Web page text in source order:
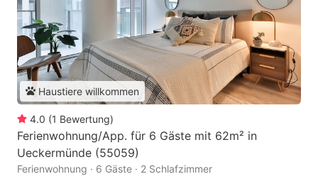
Haustiere willkommen
4.0 (1 Bewertung)
Ferienwohnung/App. für 6 Gäste mit 62m² in
Ueckermünde (55059)
Ferienwohnung · 6 Gäste · 2 Schlafzimmer